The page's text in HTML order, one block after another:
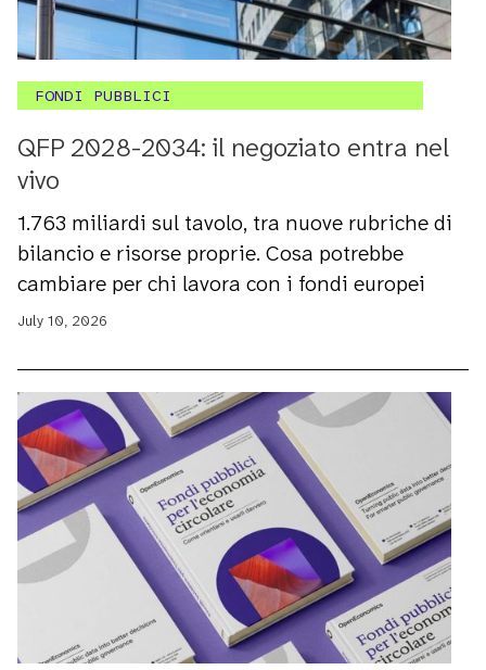
FONDI PUBBLICI
QFP 2028-2034: il negoziato entra nel
vivo
1.763 miliardi sul tavolo, tra nuove rubriche di
bilancio e risorse proprie. Cosa potrebbe
cambiare per chi lavora con i fondi europei
July 10, 2026